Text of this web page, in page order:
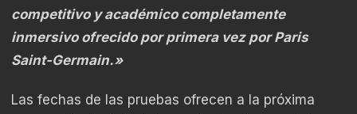
competitivo y académico completamente
inmersivo ofrecido por primera vez por Paris
Saint-Germain.»
Las fechas de las pruebas ofrecen a la próxima